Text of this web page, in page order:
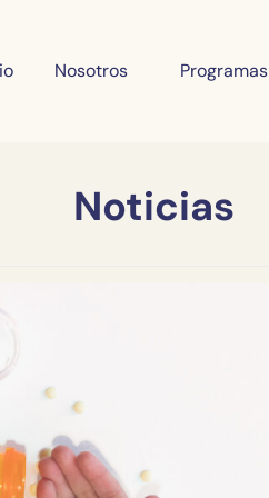
Nosotros Programas
Noticias